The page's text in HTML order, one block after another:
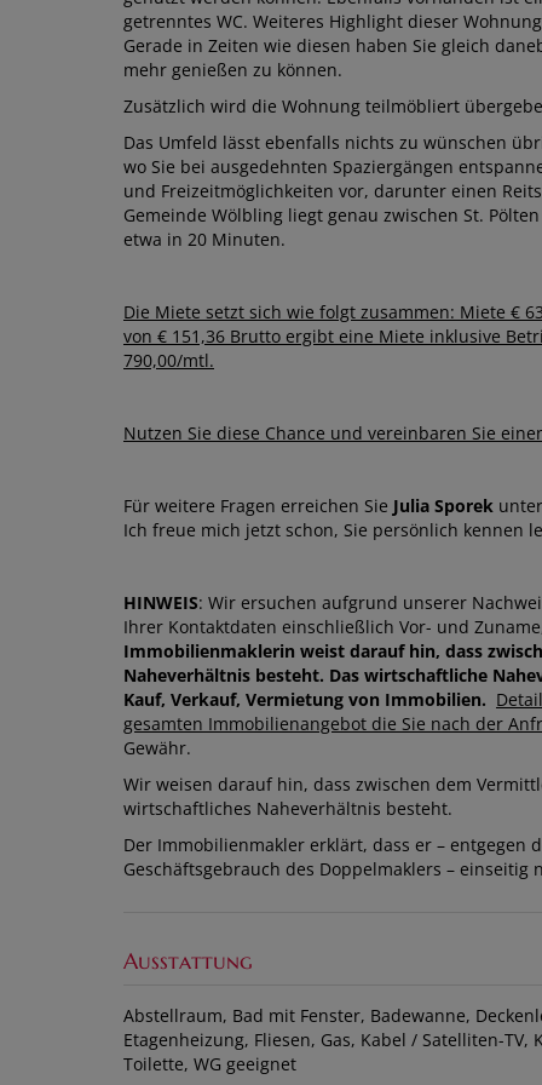
getrenntes WC. Weiteres Highlight dieser
Gerade in Zeiten wie diesen haben Sie gleich
mehr genießen zu können.
Zusätzlich wird die Wohnung teilmöbliert
Das Umfeld lässt ebenfalls nichts zu wünschen
wo Sie bei ausgedehnten Spaziergängen
und Freizeitmöglichkeiten vor, darunter einen
Gemeinde Wölbling liegt genau zwischen St.
etwa in 20 Minuten.
Die Miete setzt sich wie folgt zusammen: Miete €
von € 151,36 Brutto ergibt eine Miete inklusive
790,00/mtl.
Nutzen Sie diese Chance und vereinbaren Sie
Für weitere Fragen erreichen Sie Julia Sporek
Ich freue mich jetzt schon, Sie persönlich kennen
HINWEIS: Wir ersuchen aufgrund unserer
Ihrer Kontaktdaten einschließlich Vor- und
Immobilienmaklerin weist darauf hin, dass
Naheverhältnis besteht. Das wirtschaftliche
Kauf, Verkauf, Vermietung von Immobilien.
gesamten Immobilienangebot die Sie nach der
Gewähr.
Wir weisen darauf hin, dass zwischen dem
wirtschaftliches Naheverhältnis besteht.
Der Immobilienmakler erklärt, dass er –
Geschäftsgebrauch des Doppelmaklers –
Ausstattung
Abstellraum Bad mit Fenster Badewanne
Etagenheizung Fliesen Gas Kabel / Satelliten-TV
Toilette WG geeignet